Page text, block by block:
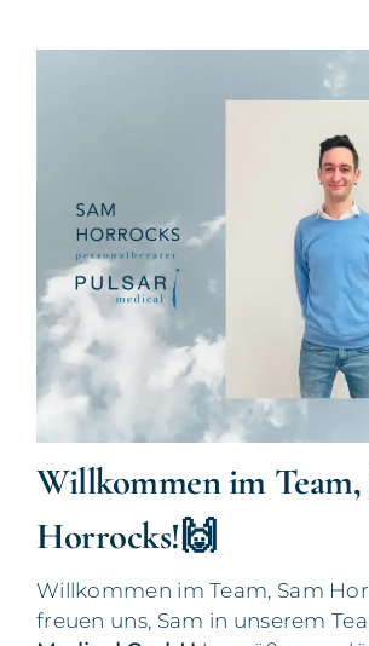
Willkommen im Team,
Horrocks!🙌
Willkommen im Team, Sam
freuen uns, Sam in unserem